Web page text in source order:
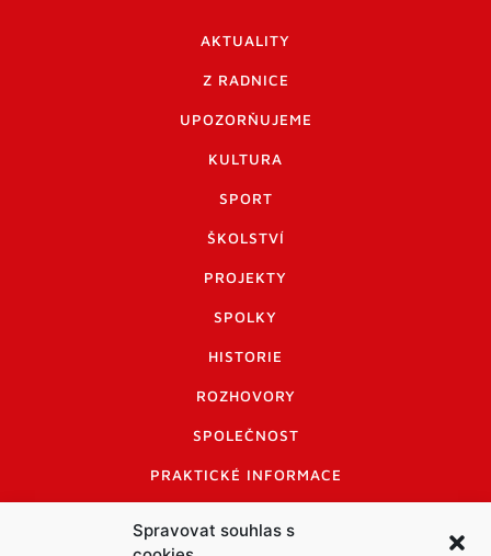
Spravovat souhlas s
AKTUALITY
Z RADNICE
UPOZORŇUJEME
KULTURA
SPORT
ŠKOLSTVÍ
PROJEKTY
SPOLKY
HISTORIE
ROZHOVORY
SPOLEČNOST
PRAKTICKÉ INFORMACE